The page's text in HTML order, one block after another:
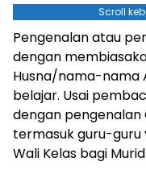
Scroll
Pengenalan atau
dengan
Husna/nama-nama
belajar. Usai
dengan pengenalan
termasuk guru-guru
Wali Kelas bagi